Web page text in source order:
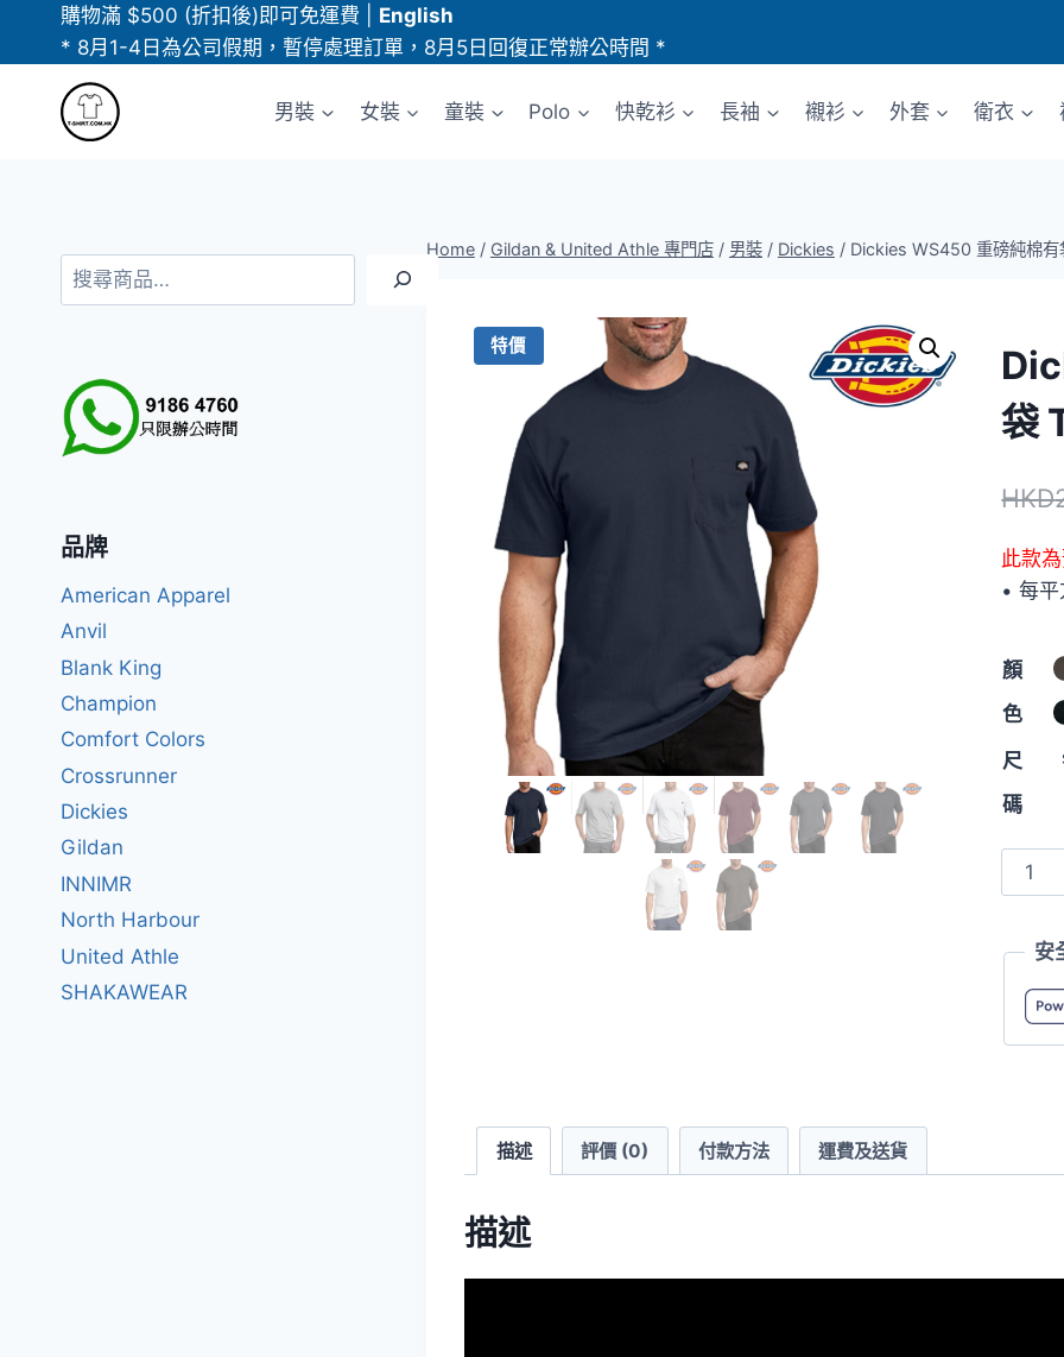
購物滿 $500 (折扣後)即可免運費
English
* 8月1-4日為公司假期，暫停處理訂單，8月5日回復正常辦公時間 *
男裝 女裝 童裝 Polo 快乾衫 長袖 襯衫 外套 衛衣
Home / Gildan & United Athle 專門店 / 男裝 / Dickies / Dickies WS450 重磅純棉有
特價
袋
HKD
此款
• 每
顏
色
尺
碼
磅
(美
碼)
安
描述 評價 (0) 付款方法 運費及送貨
描述
搜
尋
品牌
American Apparel
Anvil
Blank King
Champion
Comfort Colors
Crossrunner
Dickies
Gildan
INNIMR
North Harbour
United Athle
SHAKAWEAR